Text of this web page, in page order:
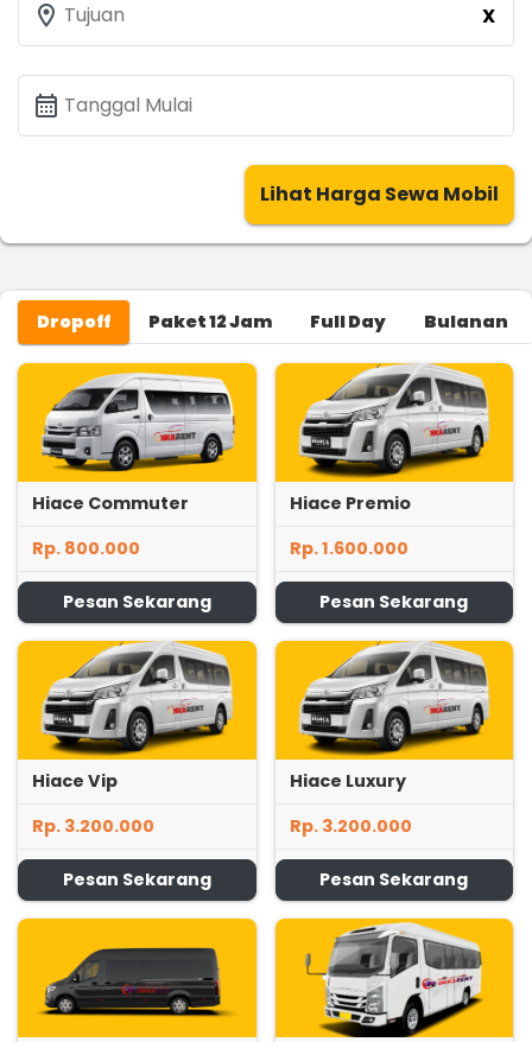
location_on Tujuan X
calendar_month Tanggal Mulai
Lihat Harga Sewa Mobil
Dropoff Paket 12 Jam Full Day Bulanan
Hiace Commuter
Rp. 800.000
Pesan Sekarang
Hiace Premio
Rp. 1.600.000
Pesan Sekarang
Hiace Vip
Rp. 3.200.000
Pesan Sekarang
Hiace Luxury
Rp. 3.200.000
Pesan Sekarang